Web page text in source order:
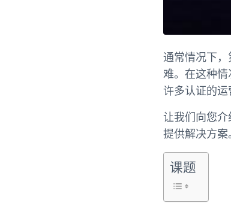
通常情况下
难。在这种
许多认证的运
让我们向您介
提供解决方案
课题